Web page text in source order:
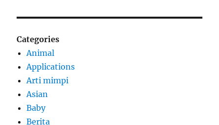
Categories
Animal
Applications
Arti mimpi
Asian
Baby
Berita